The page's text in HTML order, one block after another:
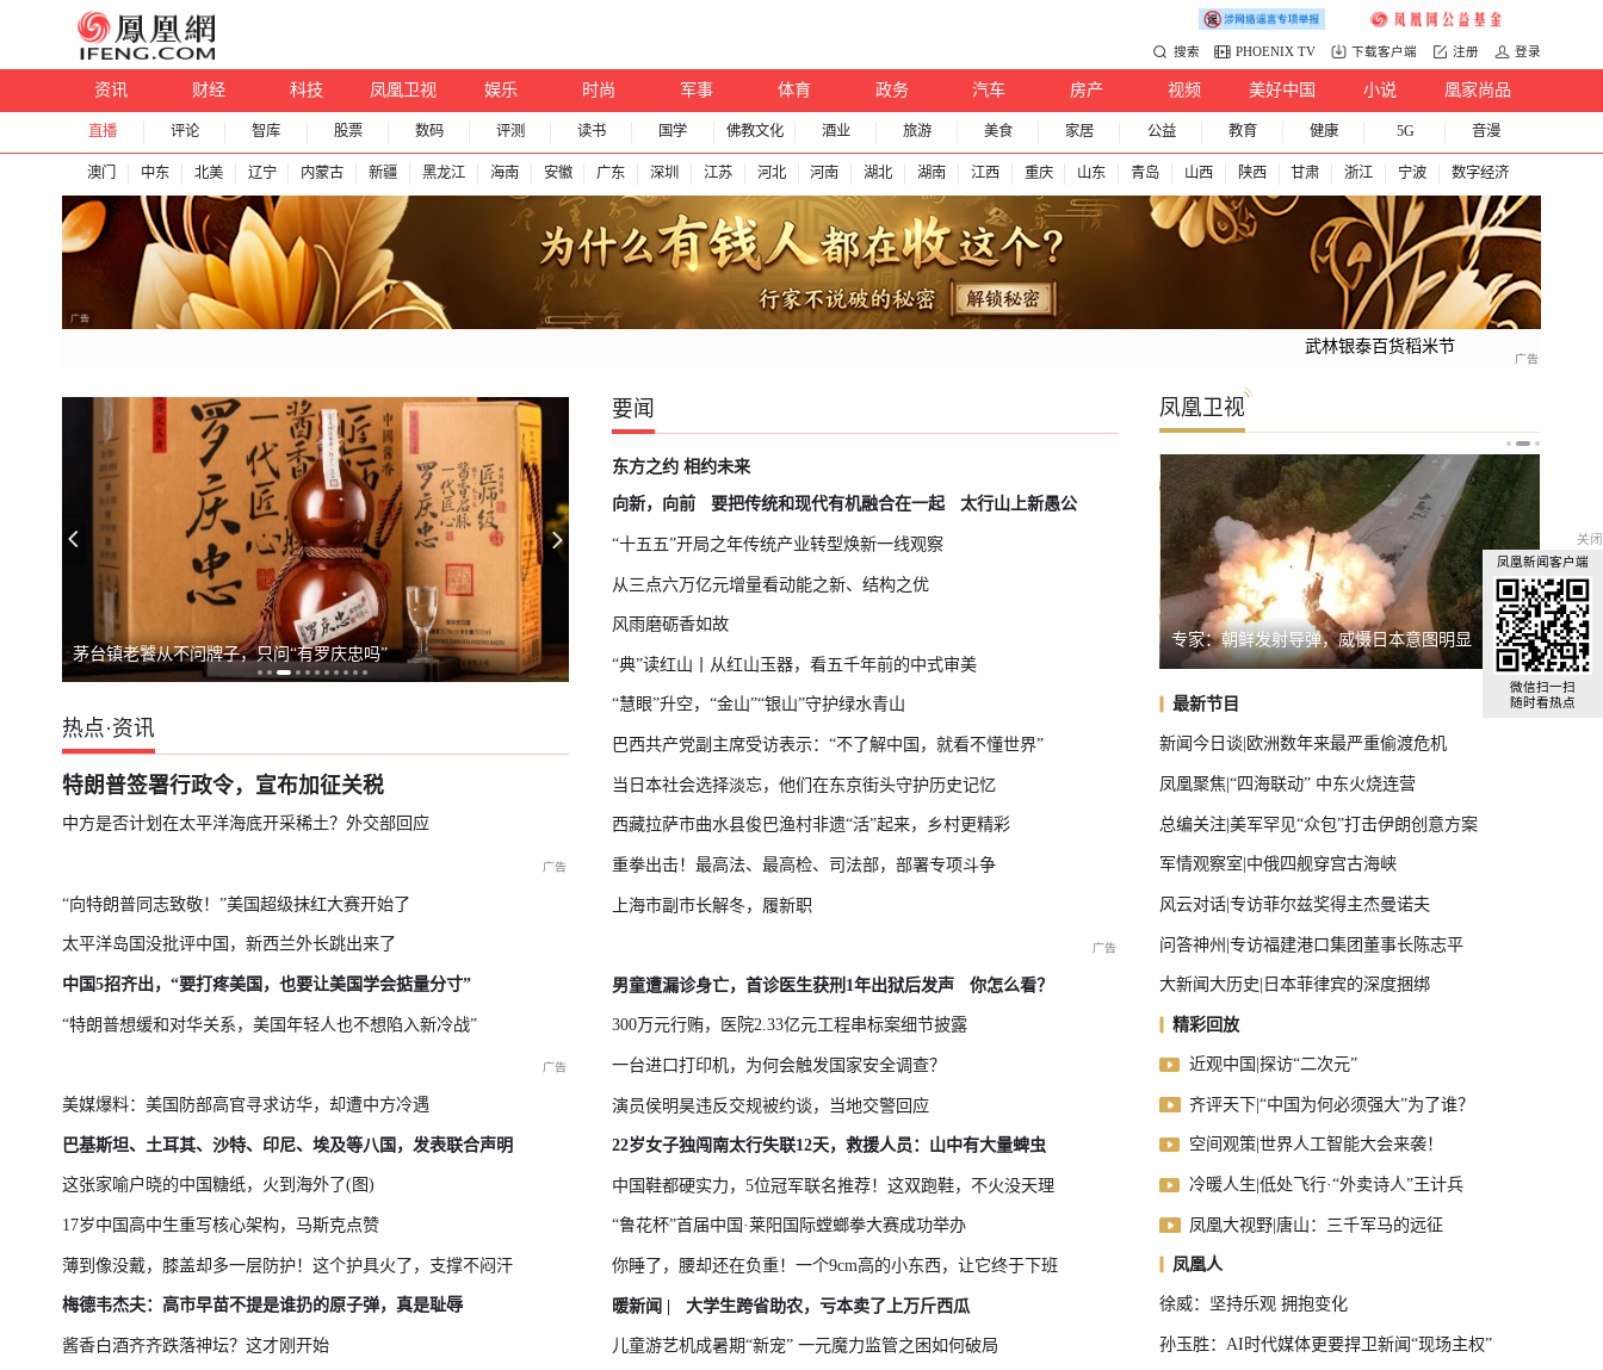
搜索 PHOENIX TV 下载客户端 注册 登录
资讯 财经 科技 凤凰卫视 娱乐 时尚 军事 体育 政务 汽车 房产 视频 美好中国 小说 凰家尚品
直播 评论 智库 股票 数码 评测 读书 国学 佛教文化 酒业 旅游 美食 家居 公益 教育 健康 5G 音漫
澳门 中东 北美 辽宁 内蒙古 新疆 黑龙江 海南 安徽 广东 深圳 江苏 河北 河南 湖北 湖南 江西 重庆 山东 青岛 山西 陕西 甘肃 浙江 宁波 数字经济
武林银泰百货稻米节
茅台镇老饕从不问牌子，只问“有罗庆忠吗” U17国足三连胜晋级半决赛 全球汽车前十，中国占了三把椅子
热点 ·资讯
特朗普签署行政令，宣布加征关税
中方是否计划在太平洋海底开采稀土？外交部回应
“向特朗普同志致敬！”美国超级抹红大赛开始了
太平洋岛国没批评中国，新西兰外长跳出来了
中国5招齐出，“要打疼美国，也要让美国学会掂量分寸”
“特朗普想缓和对华关系，美国年轻人也不想陷入新冷战”
美媒爆料：美国防部高官寻求访华，却遭中方冷遇
巴基斯坦、土耳其、沙特、印尼、埃及等八国，发表联合声明
这张家喻户晓的中国糖纸，火到海外了(图)
17岁中国高中生重写核心架构，马斯克点赞
薄到像没戴，膝盖却多一层防护！这个护具火了，支撑不闷汗
梅德韦杰夫：高市早苗不提是谁扔的原子弹，真是耻辱
酱香白酒齐齐跌落神坛？这才刚开始
要闻
东方之约 相约未来
向新，向前
要把传统和现代有机融合在一起 太行山上新愚公
“十五五”开局之年传统产业转型焕新一线观察
从三点六万亿元增量看动能之新、结构之优
风雨磨砺香如故
“典”读红山丨从红山玉器，看五千年前的中式审美
“慧眼”升空，“金山”“银山”守护绿水青山
巴西共产党副主席受访表示：“不了解中国，就看不懂世界”
当日本社会选择淡忘，他们在东京街头守护历史记忆
西藏拉萨市曲水县俊巴渔村非遗“活”起来，乡村更精彩
重拳出击！最高法、最高检、司法部，部署专项斗争
上海市副市长解冬，履新职
男童遭漏诊身亡，首诊医生获刑1年出狱后发声 你怎么看？
300万元行贿，医院2.33亿元工程串标案细节披露
一台进口打印机，为何会触发国家安全调查？
演员侯明昊违反交规被约谈，当地交警回应
22岁女子独闯南太行失联12天，救援人员：山中有大量蜱虫
中国鞋都硬实力，5位冠军联名推荐！这双跑鞋，不火没天理
“鲁花杯”首届中国·莱阳国际螳螂拳大赛成功举办
你睡了，腰却还在负重！一个9cm高的小东西，让它终于下班
暖新闻 | 大学生跨省助农，亏本卖了上万斤西瓜
儿童游艺机成暑期“新宠” 一元魔力监管之困如何破局
凤凰卫视
俄罗斯警告德国援乌：或招致灾难性后果 专家：朝鲜发射导弹，威慑日本意图明显 俄罗
最新节目
新闻今日谈|欧洲数年来最严重偷渡危机
凤凰聚焦|“四海联动” 中东火烧连营
总编关注|美军罕见“众包”打击伊朗创意方案
军情观察室|中俄四舰穿宫古海峡
风云对话|专访菲尔兹奖得主杰曼诺夫
问答神州|专访福建港口集团董事长陈志平
大新闻大历史|日本菲律宾的深度捆绑
精彩回放
近观中国|探访“二次元”
齐评天下|“中国为何必须强大”为了谁？
空间观策|世界人工智能大会来袭！
冷暖人生|低处飞行·“外卖诗人”王计兵
凤凰大视野|唐山：三千军马的远征
凤凰人
徐威：坚持乐观 拥抱变化
孙玉胜：AI时代媒体更要捍卫新闻“现场主权”
关闭
凤凰新闻客户端
微信扫一扫
随时看热点